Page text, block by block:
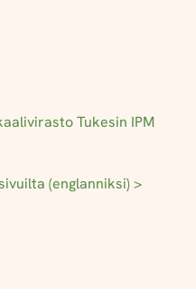
Tukesin IPM
(englanniksi) >